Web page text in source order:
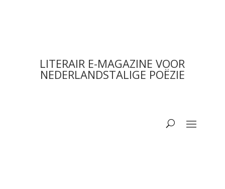
LITERAIR E-MAGAZINE VOOR
NEDERLANDSTALIGE POËZIE